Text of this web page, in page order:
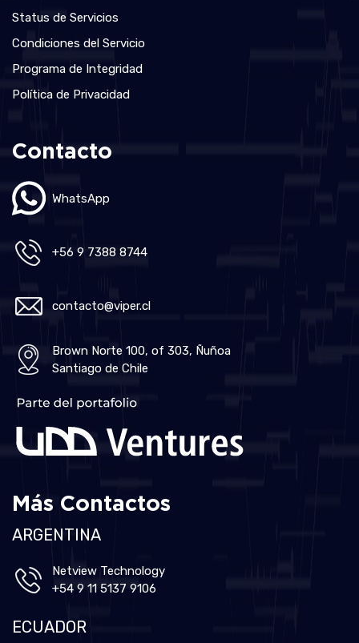
Status de Servicios
Condiciones del Servicio
Programa de Integridad
Política de Privacidad
Contacto
WhatsApp
+56 9 7388 8744
contacto@viper.cl
Brown Norte 100, of 303, Ñuñoa
Santiago de Chile
Más Contactos
ARGENTINA
Netview Technology
+54 9 11 5137 9106
ECUADOR